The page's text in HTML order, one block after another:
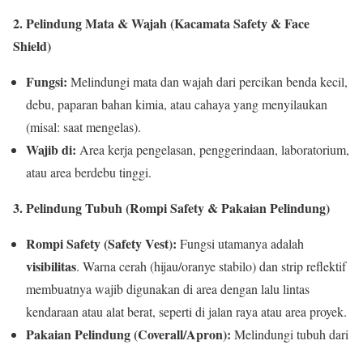
2. Pelindung Mata & Wajah (Kacamata Safety & Face
Shield)
Fungsi: Melindungi mata dan wajah dari percikan benda kecil,
debu, paparan bahan kimia, atau cahaya yang menyilaukan
(misal: saat mengelas).
Wajib di: Area kerja pengelasan, penggerindaan, laboratorium,
atau area berdebu tinggi.
3. Pelindung Tubuh (Rompi Safety & Pakaian Pelindung)
Rompi Safety (Safety Vest): Fungsi utamanya adalah
visibilitas. Warna cerah (hijau/oranye stabilo) dan strip reflektif
membuatnya wajib digunakan di area dengan lalu lintas
kendaraan atau alat berat, seperti di jalan raya atau area proyek.
Pakaian Pelindung (Coverall/Apron): Melindungi tubuh dari